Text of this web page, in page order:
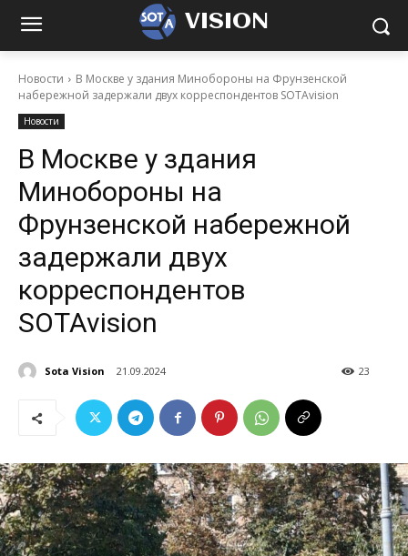
VISION
Новости
В Москве у здания Минобороны на Фрунзенской
набережной задержали двух корреспондентов SOTAvision
Новости
В Москве у здания
Минобороны на
Фрунзенской набережной
задержали двух
корреспондентов
SOTAvision
Sota Vision 21.09.2024 23